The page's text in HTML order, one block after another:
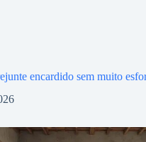
encardido sem muito